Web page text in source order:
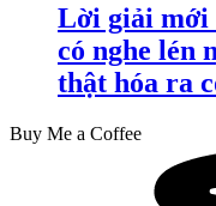
Lời giải mới
có nghe lén
thật hóa ra
Buy Me a Coffee